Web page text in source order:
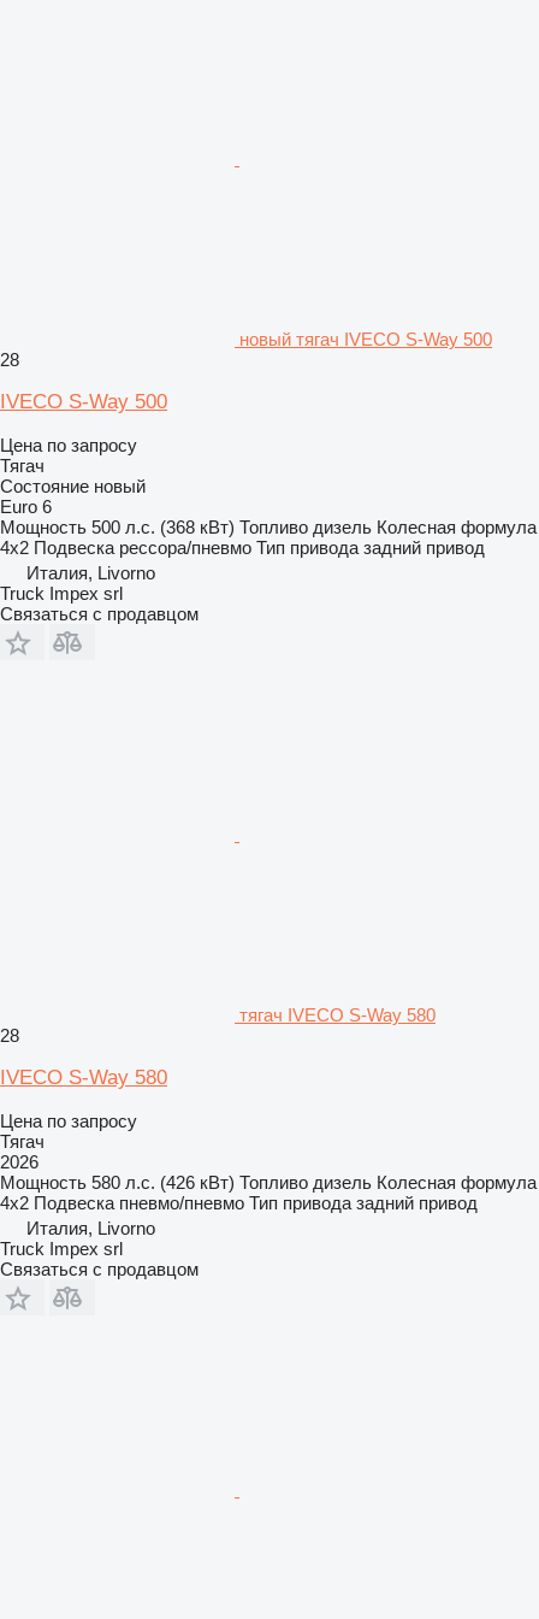
новый тягач IVECO S-Way 500
28
IVECO S-Way 500
Цена по запросу
Тягач
Состояние новый
Euro 6
Мощность 500 л.с. (368 кВт) Топливо дизель Колесная формула
4x2 Подвеска рессора/пневмо Тип привода задний привод
Италия, Livorno
Truck Impex srl
Связаться с продавцом
тягач IVECO S-Way 580
28
IVECO S-Way 580
Цена по запросу
Тягач
2026
Мощность 580 л.с. (426 кВт) Топливо дизель Колесная формула
4x2 Подвеска пневмо/пневмо Тип привода задний привод
Италия, Livorno
Truck Impex srl
Связаться с продавцом